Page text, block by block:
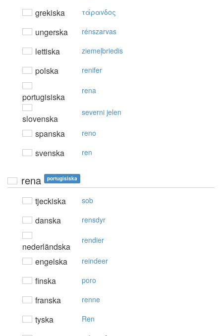
grekiska τάραvδoς
ungerska rénszarvas
lettiska ziemeļbriedis
polska renifer
portugisiska
rena
slovenska
severni jelen
spanska reno
svenska ren
rena portugisiska
tjeckiska sob
danska rensdyr
nederländska
rendier
engelska reindeer
finska poro
franska renne
tyska Ren